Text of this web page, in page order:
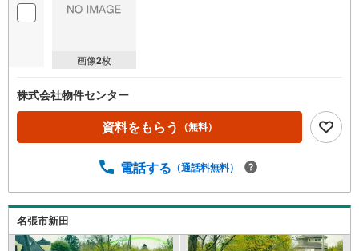
画像2枚
株式会社物件センター
資料をもらう （無料）
電話する （通話料無料）
名張市新田